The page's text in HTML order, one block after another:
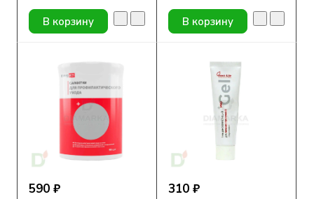
В корзину В корзину
590 ₽ 310 ₽